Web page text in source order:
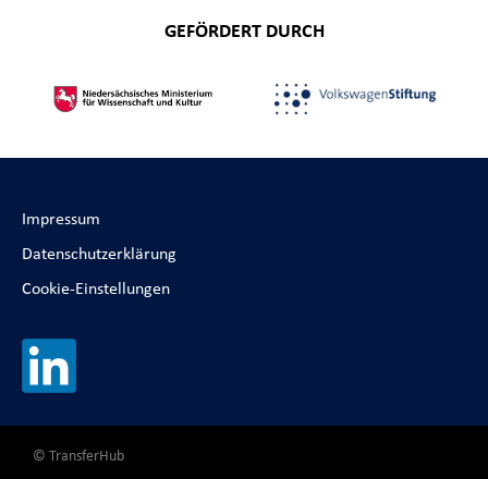
GEFÖRDERT DURCH
Impressum
Datenschutzerklärung
Cookie-Einstellungen
© TransferHub